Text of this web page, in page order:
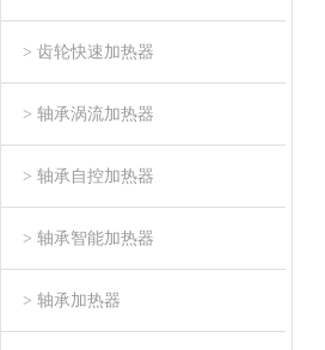
> 齿轮快速加热器
> 轴承涡流加热器
> 轴承自控加热器
> 轴承智能加热器
> 轴承加热器